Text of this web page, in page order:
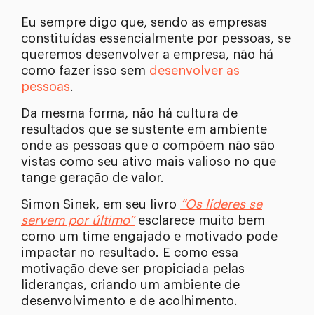
Eu sempre digo que, sendo as empresas
constituídas essencialmente por pessoas, se
queremos desenvolver a empresa, não há
como fazer isso sem desenvolver as
pessoas.
Da mesma forma, não há cultura de
resultados que se sustente em ambiente
onde as pessoas que o compõem não são
vistas como seu ativo mais valioso no que
tange geração de valor.
Simon Sinek, em seu livro “Os líderes se
servem por último”esclarece muito bem
como um time engajado e motivado pode
impactar no resultado. E como essa
motivação deve ser propiciada pelas
lideranças, criando um ambiente de
desenvolvimento e de acolhimento.